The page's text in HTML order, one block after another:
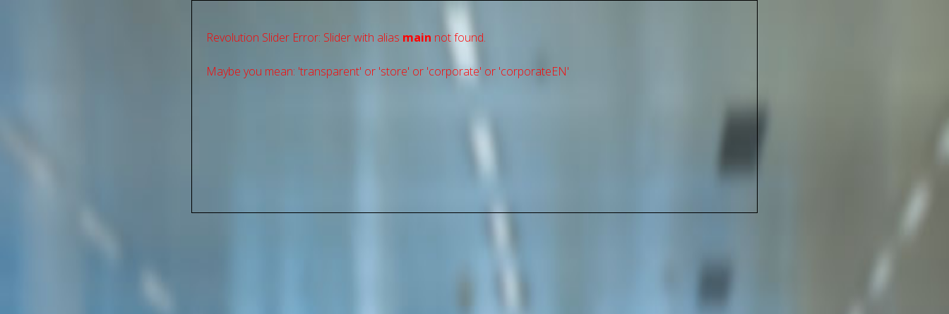
Revolution Slider Error: Slider with alias main not found.
Maybe you mean: 'transparent' or 'store' or 'сorporate' or 'corporateEN'